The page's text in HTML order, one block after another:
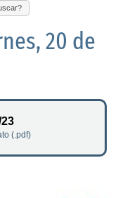
20 de
23
(.pdf)